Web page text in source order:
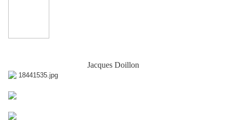
Jacques Doillon